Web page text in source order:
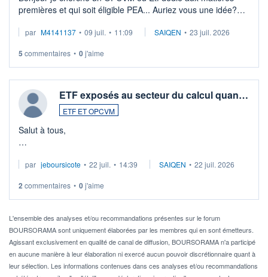
premières et qui soit éligible PEA... Auriez vous une idée?
par M4141137 • 09 juil. • 11:09 SAIQEN • 23 juil. 2026
5 commentaires • 0j'aime
ETF exposés au secteur du calcul quan…
ETF ET OPCVM
Salut à tous,
via un ETF plutôt que des actions individuelles.
Idéalement, je voudrais qu'il soit éligible au PEA.
Pour l' ...
par jeboursicote • 22 juil. • 14:39 SAIQEN • 22 juil. 2026
2 commentaires • 0j'aime
L'ensemble des analyses et/ou recommandations présentes sur le forum
BOURSORAMA sont uniquement élaborées par les membres qui en sont émetteurs.
Agissant exclusivement en qualité de canal de diffusion, BOURSORAMA n'a participé
en aucune manière à leur élaboration ni exercé aucun pouvoir discrétionnaire quant à
leur sélection. Les informations contenues dans ces analyses et/ou recommandations